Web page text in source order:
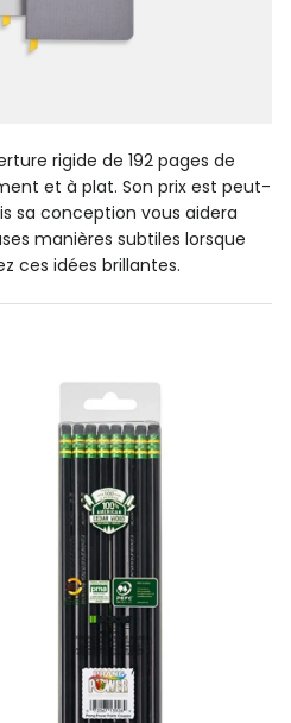
rigide de 192 pages de
et à plat. Son prix est peut-
sa conception vous aidera
manières subtiles lorsque
ces idées brillantes.